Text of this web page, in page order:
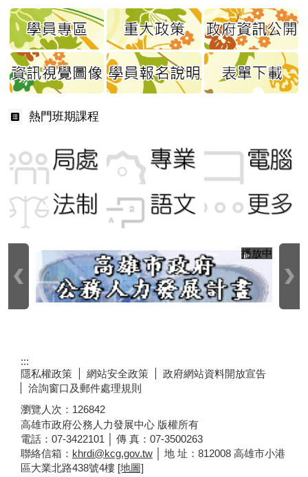
熱門班期課程
播放中
:::
隱私權政策
網站安全政策
政府網站資料開放宣告
洽詢窗口及郵件處理規則
瀏覽人次： 126842
高雄市政府公務人力發展中心 版權所有
電話：07-3422101 │ 傳 真：07-3500263
聯絡信箱： khrdi@kcg.gov.tw │ 地 址：812008 高雄市小港
區大業北路438號4樓 [地圖]